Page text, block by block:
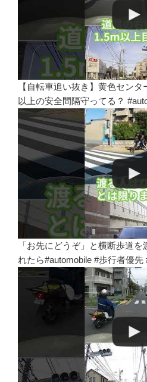
【自転車追い抜き】黄色セン
以上の安全間隔守ってる？
「お先にどうぞ」と横断歩道
れたら#automobile #歩行者優先